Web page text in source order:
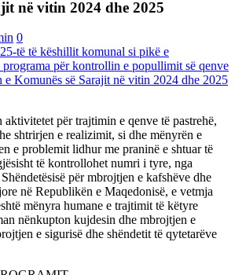
në vitin 2024 dhe 2025
0
për trajtimin e qenve të pastrehë,
shtrirjen e realizimit, si dhe mënyrën e
e problemit lidhur me praninë e shtuar të
të kontrollohet numri i tyre, nga
për mbrojtjen e kafshëve dhe
në Republikën e Maqedonisë, e vetmja
mënyra humane e trajtimit të këtyre
nënkupton kujdesin dhe mbrojtjen e
e sigurisë dhe shëndetit të qytetarëve